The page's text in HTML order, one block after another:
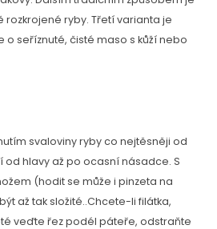
ryby. Třetí varianta je
o seříznuté, čisté maso s kůží nebo
svaloviny ryby co nejtěsněji od
hlavy až po ocasní násadce. S
(hodit se může i pinzeta na
až tak složité..Chcete-li filátka,
veďte řez podél páteře, odstraňte